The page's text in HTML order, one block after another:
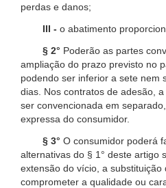
perdas e danos;
III - o abatimento
§ 2° Poderão as partes
ampliação do prazo previsto no
podendo ser inferior a sete nem
dias. Nos contratos de adesão,
ser convencionada em
expressa do consumidor.
§ 3° O consumidor poderá
alternativas do § 1° deste artigo
extensão do vício, a
comprometer a qualidade ou